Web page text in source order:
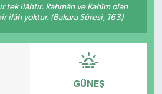
tek ilâhtır. Rahmân ve Rahîm olan
ilâh yoktur. (Bakara Sûresi, 163)
GÜNEŞ